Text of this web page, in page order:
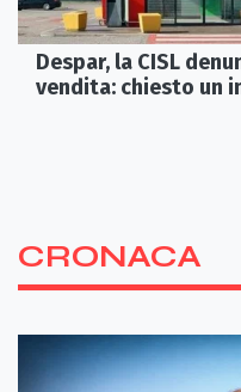
Despar, la CISL
vendita: chiesto un
CRONACA